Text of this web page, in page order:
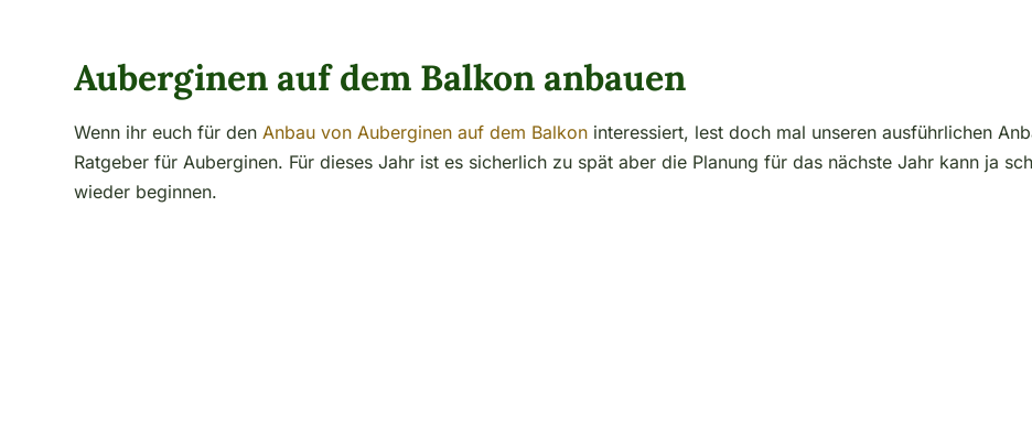
Auberginen auf dem Balkon anbauen
Wenn ihr euch für den Anbau von Auberginen auf dem Balkon interessiert, lest doch mal unseren ausführlichen
Ratgeber für Auberginen. Für dieses Jahr ist es sicherlich zu spät aber die Planung für das nächste Jahr kann ja
wieder beginnen.